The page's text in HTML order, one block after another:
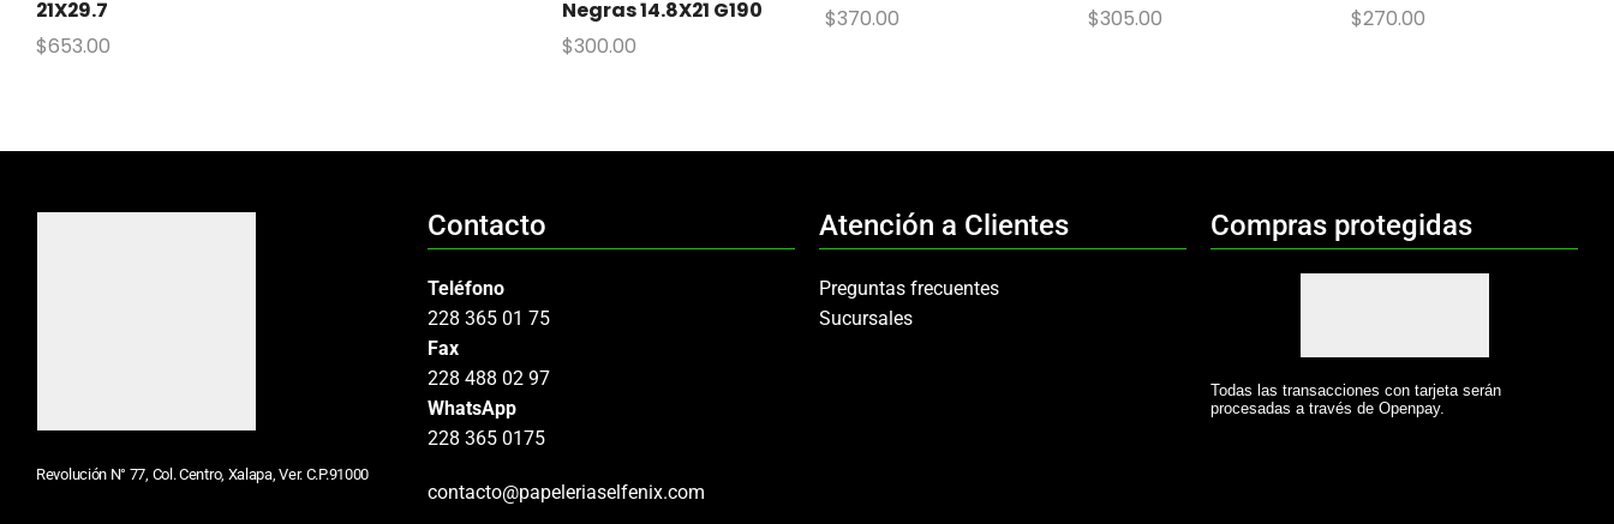
21X29.7
$653.00
Negras 14.8X21 G190
$300.00
$370.00
$305.00
$270.00
Revolución N° 77, Col. Centro, Xalapa, Ver. C.P.91000
Contacto
Teléfono
228 365 01 75
Fax
228 488 02 97
WhatsApp
228 365 0175
contacto@papeleriaselfenix.com
Atención a Clientes
Preguntas frecuentes
Sucursales
Compras protegidas
Todas las transacciones con tarjeta serán
procesadas a través de Openpay.